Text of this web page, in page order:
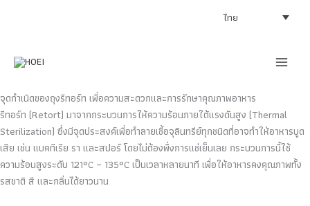
ไทย
จุดกำเนิดของถุงรีทอร์ท เพื่อความสะดวกและการรักษาคุณภาพอาหาร
รีทอร์ท (Retort) มาจากกระบวนการให้ความร้อนภายใต้แรงดันสูง (Thermal
Sterilization) ซึ่งมีจุดประสงค์เพื่อทำลายเชื้อจุลินทรีย์ทุกชนิดที่อาจทำให้อาหารบูด
เสีย เช่น แบคทีเรีย รา และสปอร์ โดยไม่ต้องพึ่งการแช่เย็นเลย กระบวนการนี้ใช้
ความร้อนสูงระดับ 121°C – 135°C เป็นเวลาหลายนาที เพื่อให้อาหารคงคุณภาพทั้ง
รสชาติ สี และกลิ่นได้ยาวนาน